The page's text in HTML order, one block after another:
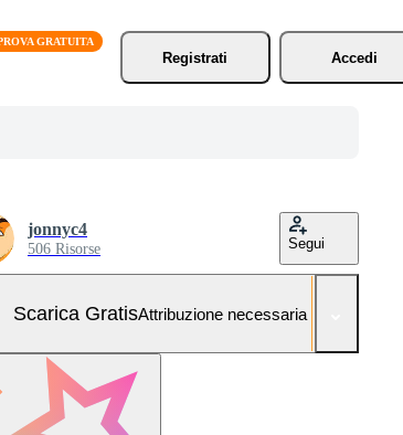
Registrati
Accedi
jonnyc4
506 Risorse Segui
Scarica GratisAttribuzione necessaria